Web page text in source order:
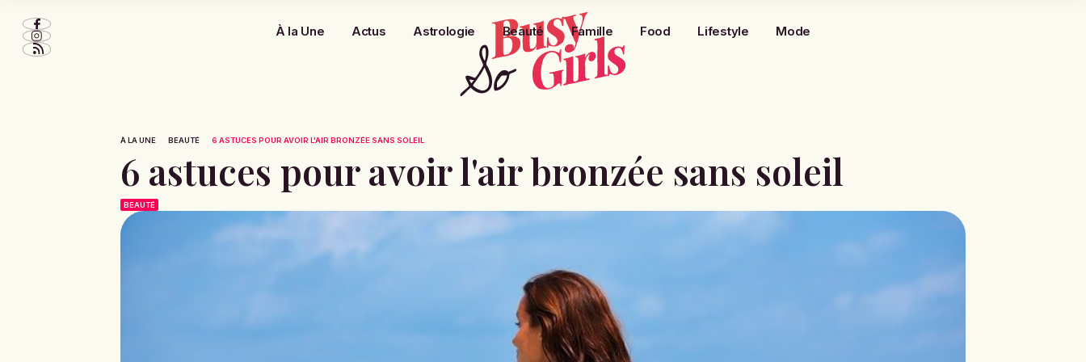
À la Une Actus Astrologie Beauté Famille Food Lifestyle Mode
À LA UNE BEAUTÉ 6 ASTUCES POUR AVOIR L'AIR BRONZÉE SANS SOLEIL
6 astuces pour avoir l'air bronzée sans soleil
BEAUTÉ